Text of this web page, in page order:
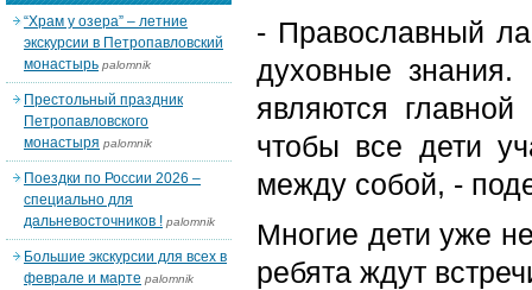
- Православный
духовные знания.
являются
чтобы все дети
между собой, -
Многие дети уже
ребята ждут
“Храм у озера” – летние
экскурсии в Петропавловский
монастырь palomnik
Престольный праздник
Петропавловского
монастыря palomnik
Поездки по России 2026 –
специально для
дальневосточников ! palomnik
Большие экскурсии для всех в
феврале и марте palomnik